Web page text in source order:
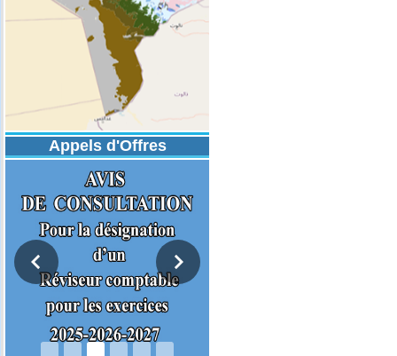
Appels d'Offres
DESIGNATION D’UN REVISEUR
COMPTABLE POUR LES
EXERCICES 2025-2026-2027